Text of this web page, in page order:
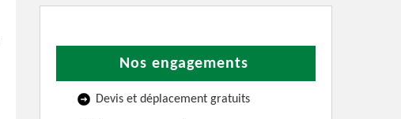
Nos engagements
Devis et déplacement gratuits